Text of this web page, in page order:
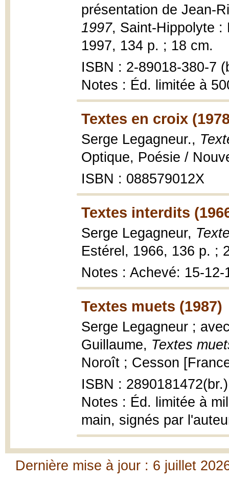
présentation de Jean-
1997, Saint-Hippolyte :
1997, 134 p. ; 18 cm.
ISBN : 2-89018-380-7
Notes : Éd. limitée à
Textes en croix
Serge Legagneur.,
Optique, Poésie /
ISBN : 088579012X
Textes interdits
Serge Legagneur,
Estérel, 1966, 136 p. ;
Notes : Achevé: 15-12-
Textes muets (1987)
Serge Legagneur ;
Guillaume, Textes
Noroît ; Cesson
ISBN : 2890181472(br.)
Notes : Éd. limitée à
main, signés par
Dernière mise à jour : 6 juillet